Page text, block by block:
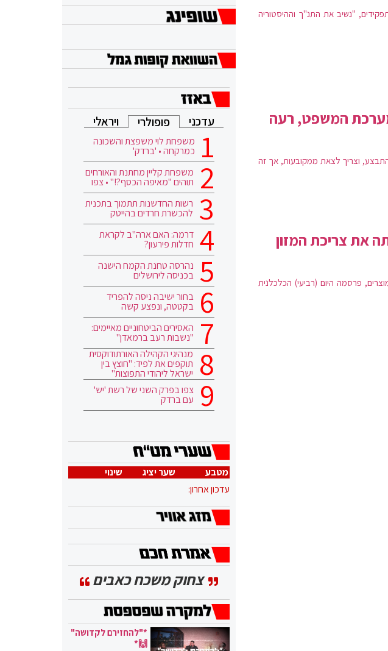
"נשיב את התנ"ך וההיסטוריה
מערכת המשפט, רעה
וצריך לצאת ממקובעות, אך זה
את צריכת המזון
פרסמה היום (רביעי) הכלכלנית
עדכני פופולרי ויראלי
משפחת לוי משפצת והשכונה
כמרקחה • 'ברדק'
משפחת קליין מחתנת והאורחים
תוהים "מאיפה הכסף?!" • צפו
רשות החדשנות תתמוך בתכנית
להכשרת חרדים בהייטק
דרמה: האם ארה"ב לקראת
חדלות פירעון?
נהרסה טחנת הקמח הישנה
בכניסה לירושלים
בחור ישיבה ניסה להפריד
בקטטה, ונפצע קשה
האסירים הביטחוניים מאיימים:
"נשבות רעב ברמאדן"
מנהיגי הקהילה האורתודוקסית
תוקפים את לפיד: "חוצץ בין
ישראל ליהודי התפוצות"
צפו בפרק השני של רשת 'יש'
עם ברדק
מטבע שער יציג
שינוי
עדכון אחרון:
צחוק משכח כאבים
*"להחזירם לקדושה"
🙌*